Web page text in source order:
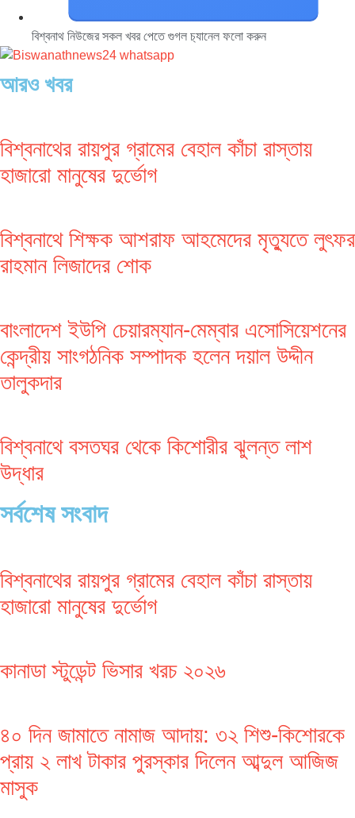
বিশ্বনাথ নিউজের সকল খবর পেতে গুগল চ‌্যানেল ফলো করুন
আরও খবর
বিশ্বনাথের রায়পুর গ্রামের বেহাল কাঁচা রাস্তায়
হাজারো মানুষের দুর্ভোগ
বিশ্বনাথে শিক্ষক আশরাফ আহমেদের মৃত্যুতে লুৎফর
রাহমান লিজাদের শোক
বাংলাদেশ ইউপি চেয়ারম্যান-মেম্বার এসোসিয়েশনের
কেন্দ্রীয় সাংগঠনিক সম্পাদক হলেন দয়াল উদ্দীন
তালুকদার
বিশ্বনাথে বসতঘর থেকে কিশোরীর ঝুলন্ত লাশ
উদ্ধার
সর্বশেষ সংবাদ
বিশ্বনাথের রায়পুর গ্রামের বেহাল কাঁচা রাস্তায়
হাজারো মানুষের দুর্ভোগ
কানাডা স্টুডেন্ট ভিসার খরচ ২০২৬
৪০ দিন জামাতে নামাজ আদায়: ৩২ শিশু-কিশোরকে
প্রায় ২ লাখ টাকার পুরস্কার দিলেন আব্দুল আজিজ
মাসুক